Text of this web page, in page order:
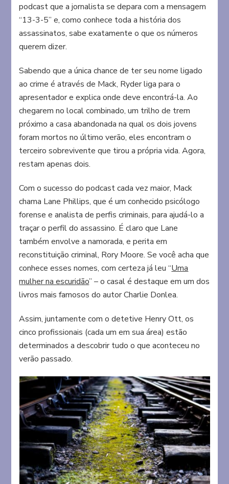
podcast que a jornalista se depara com a mensagem
“13-3-5” e, como conhece toda a história dos
assassinatos, sabe exatamente o que os números
querem dizer.
Sabendo que a única chance de ter seu nome ligado
ao crime é através de Mack, Ryder liga para o
apresentador e explica onde deve encontrá-la. Ao
chegarem no local combinado, um trilho de trem
próximo a casa abandonada na qual os dois jovens
foram mortos no último verão, eles encontram o
terceiro sobrevivente que tirou a própria vida. Agora,
restam apenas dois.
Com o sucesso do podcast cada vez maior, Mack
chama Lane Phillips, que é um conhecido psicólogo
forense e analista de perfis criminais, para ajudá-lo a
traçar o perfil do assassino. É claro que Lane
também envolve a namorada, e perita em
reconstituição criminal, Rory Moore. Se você acha que
conhece esses nomes, com certeza já leu “Uma
mulher na escuridão” – o casal é destaque em um dos
livros mais famosos do autor Charlie Donlea.
Assim, juntamente com o detetive Henry Ott, os
cinco profissionais (cada um em sua área) estão
determinados a descobrir tudo o que aconteceu no
verão passado.